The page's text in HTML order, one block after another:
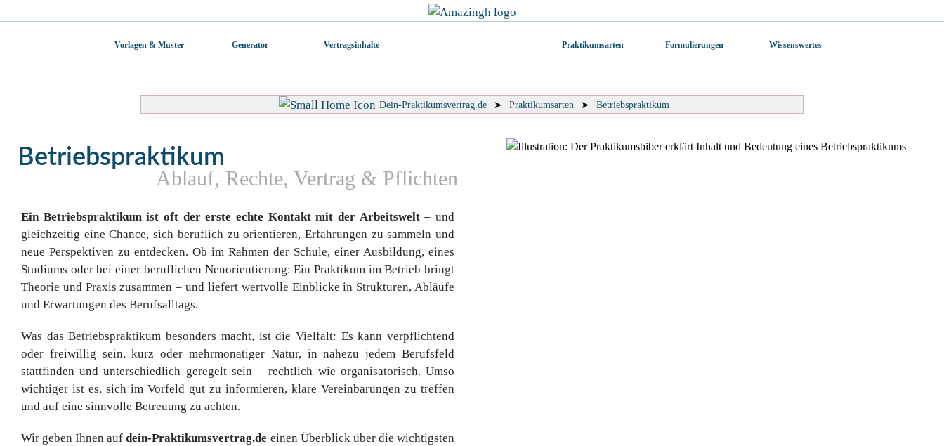
Vorlagen & Muster Generator Vertragsinhalte Praktikumsarten Formulierungen Wissenswertes
Dein-Praktikumsvertrag.de ➤ Praktikumsarten ➤ Betriebspraktikum
Betriebspraktikum
Ablauf, Rechte, Vertrag & Pflichten
Ein Betriebspraktikum ist oft der erste echte Kontakt mit der Arbeitswelt– und
gleichzeitig eine Chance, sich beruflich zu orientieren, Erfahrungen zu sammeln und
neue Perspektiven zu entdecken. Ob im Rahmen der Schule, einer Ausbildung, eines
Studiums oder bei einer beruflichen Neuorientierung: Ein Praktikum im Betrieb bringt
Theorie und Praxis zusammen – und liefert wertvolle Einblicke in Strukturen, Abläufe
und Erwartungen des Berufsalltags.
Was das Betriebspraktikum besonders macht, ist die Vielfalt: Es kann verpflichtend
oder freiwillig sein, kurz oder mehrmonatiger Natur, in nahezu jedem Berufsfeld
stattfinden und unterschiedlich geregelt sein – rechtlich wie organisatorisch. Umso
wichtiger ist es, sich im Vorfeld gut zu informieren, klare Vereinbarungen zu treffen
und auf eine sinnvolle Betreuung zu achten.
Wir geben Ihnen aufdein-Praktikumsvertrag.de einen Überblick über die wichtigsten